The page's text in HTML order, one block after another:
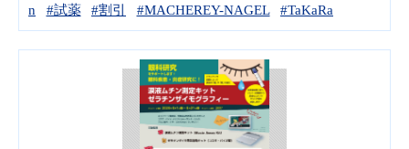
n
#試薬 #割引 #MACHEREY-NAGEL #TaKaRa